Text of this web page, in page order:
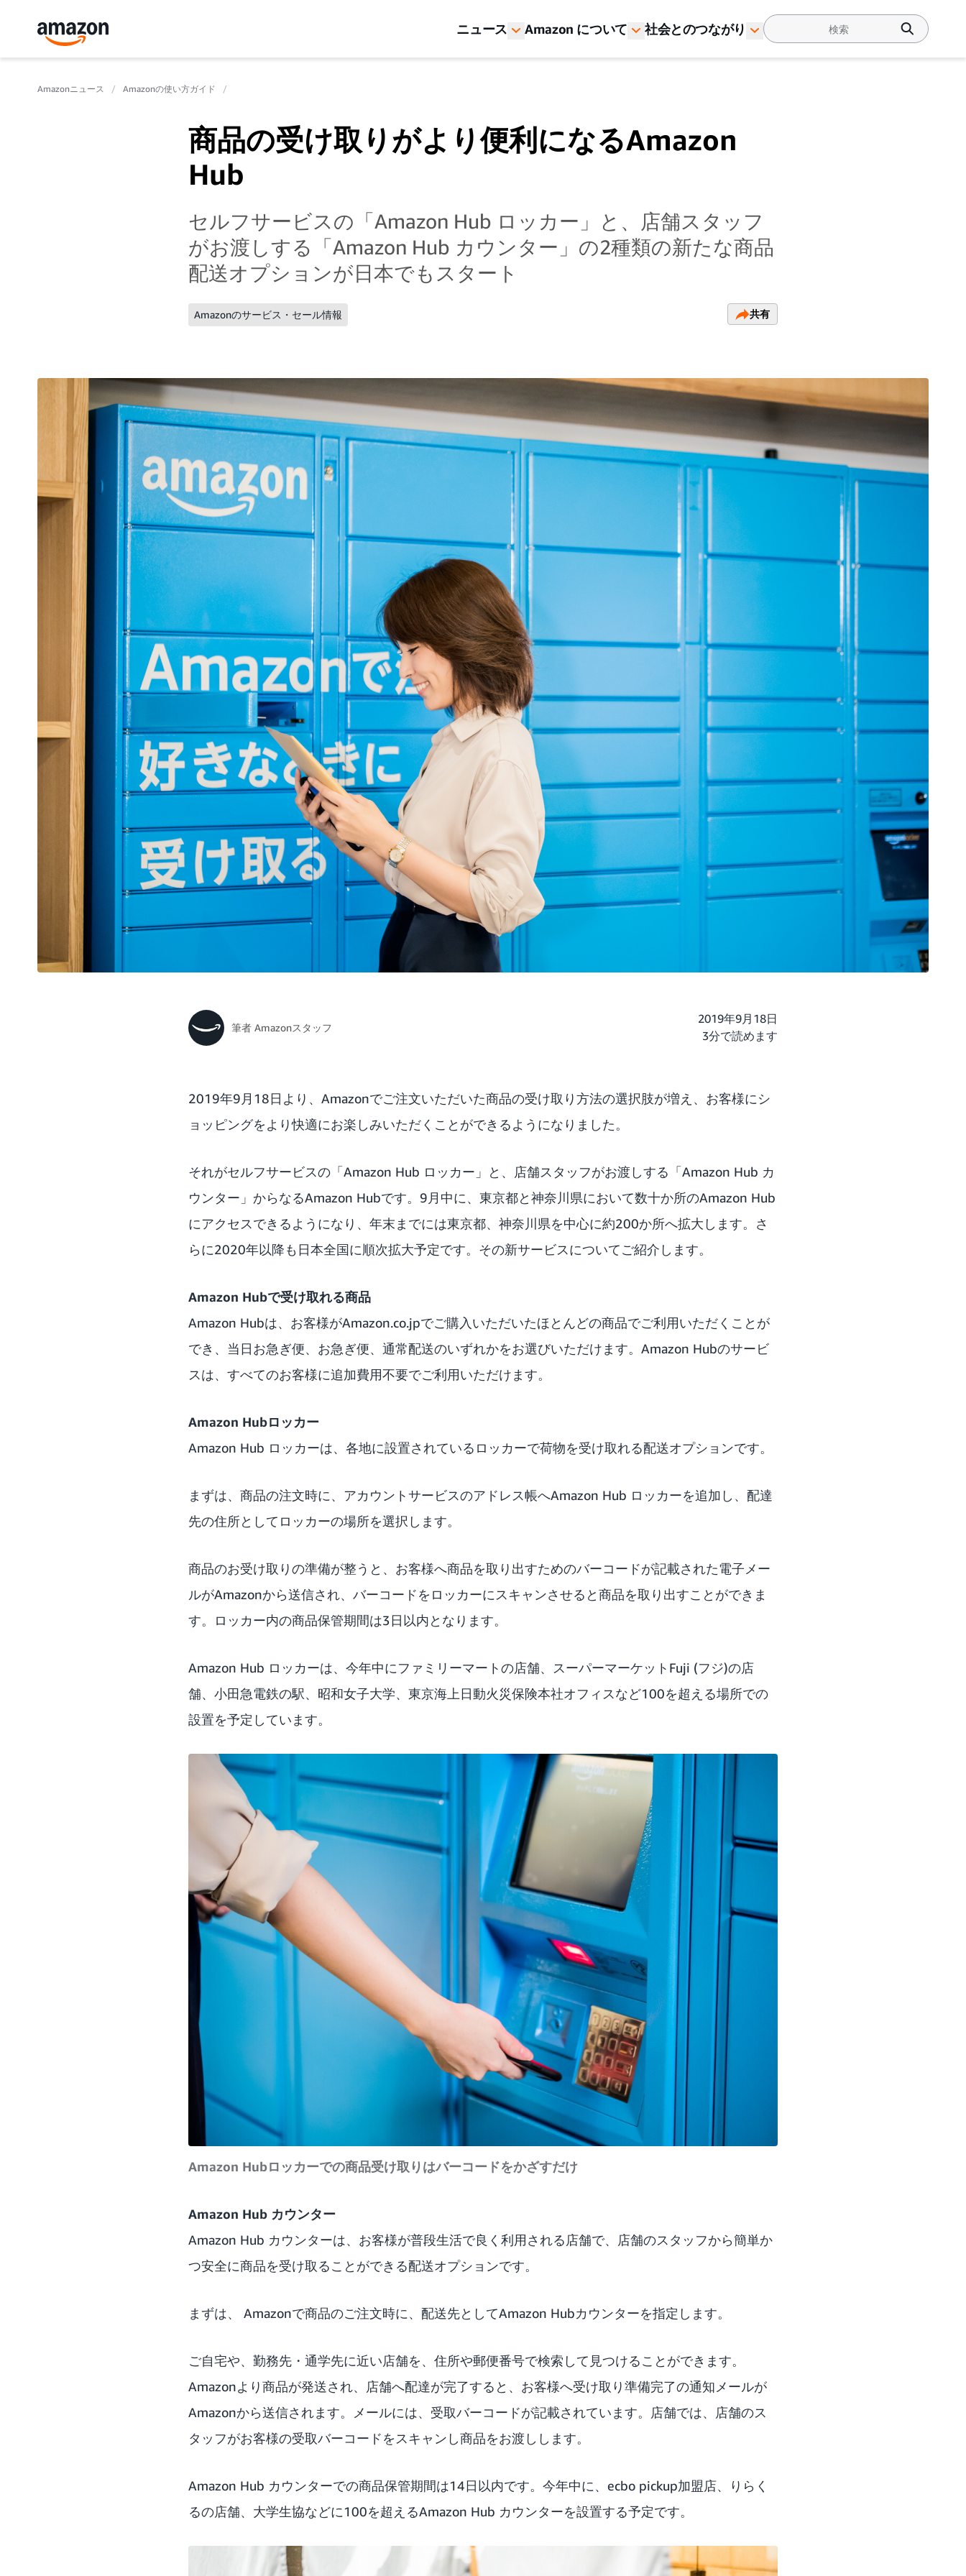
ニュース Amazon について 社会とのつながり
Amazonニュース Amazonの使い方ガイド
商品の受け取りがより便利になるAmazon
Hub
セルフサービスの「Amazon Hub ロッカー」と、店舗スタッフ
がお渡しする「Amazon Hub カウンター」の2種類の新たな商品
配送オプションが日本でもスタート
Amazonのサービス・セール情報 共有
筆者 Amazonスタッフ
2019年9月18日
3分で読めます
2019年9月18日より、Amazonでご注文いただいた商品の受け取り方法の選択肢が増え、お客様にシ
ョッピングをより快適にお楽しみいただくことができるようになりました。
それがセルフサービスの「Amazon Hub ロッカー」と、店舗スタッフがお渡しする「Amazon Hub カ
ウンター」からなるAmazon Hubです。9月中に、東京都と神奈川県において数十か所のAmazon Hub
にアクセスできるようになり、年末までには東京都、神奈川県を中心に約200か所へ拡大します。さ
らに2020年以降も日本全国に順次拡大予定です。その新サービスについてご紹介します。
Amazon Hubで受け取れる商品
Amazon Hubは、お客様がAmazon.co.jpでご購入いただいたほとんどの商品でご利用いただくことが
でき、当日お急ぎ便、お急ぎ便、通常配送のいずれかをお選びいただけます。Amazon Hubのサービ
スは、すべてのお客様に追加費用不要でご利用いただけます。
Amazon Hubロッカー
Amazon Hub ロッカーは、各地に設置されているロッカーで荷物を受け取れる配送オプションです。
まずは、商品の注文時に、アカウントサービスのアドレス帳へAmazon Hub ロッカーを追加し、配達
先の住所としてロッカーの場所を選択します。
商品のお受け取りの準備が整うと、お客様へ商品を取り出すためのバーコードが記載された電子メー
ルがAmazonから送信され、バーコードをロッカーにスキャンさせると商品を取り出すことができま
す。ロッカー内の商品保管期間は3日以内となります。
Amazon Hub ロッカーは、今年中にファミリーマートの店舗、スーパーマーケットFuji (フジ)の店
舗、小田急電鉄の駅、昭和女子大学、東京海上日動火災保険本社オフィスなど100を超える場所での
設置を予定しています。
Amazon Hubロッカーでの商品受け取りはバーコードをかざすだけ
Amazon Hub カウンター
Amazon Hub カウンターは、お客様が普段生活で良く利用される店舗で、店舗のスタッフから簡単か
つ安全に商品を受け取ることができる配送オプションです。
まずは、 Amazonで商品のご注文時に、配送先としてAmazon Hubカウンターを指定します。
ご自宅や、勤務先・通学先に近い店舗を、住所や郵便番号で検索して見つけることができます。
Amazonより商品が発送され、店舗へ配達が完了すると、お客様へ受け取り準備完了の通知メールが
Amazonから送信されます。メールには、受取バーコードが記載されています。店舗では、店舗のス
タッフがお客様の受取バーコードをスキャンし商品をお渡しします。
Amazon Hub カウンターでの商品保管期間は14日以内です。今年中に、ecbo pickup加盟店、りらく
るの店舗、大学生協などに100を超えるAmazon Hub カウンターを設置する予定です。